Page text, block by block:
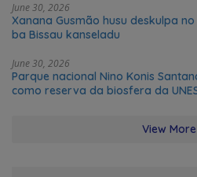
June 30, 2026
Xanana Gusmão husu deskulpa
ba Bissau kanseladu
June 30, 2026
Parque nacional Nino Konis
como reserva da biosfera da
View More